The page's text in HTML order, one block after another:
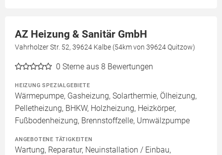
AZ Heizung & Sanitär GmbH
Vahrholzer Str. 52, 39624 Kalbe (54km von 39624 Quitzow)
0 Sterne aus 8 Bewertungen
HEIZUNG SPEZIALGEBIETE
Wärmepumpe, Gasheizung, Solarthermie, Ölheizung,
Pelletheizung, BHKW, Holzheizung, Heizkörper,
Fußbodenheizung, Brennstoffzelle, Umwälzpumpe
ANGEBOTENE TÄTIGKEITEN
Wartung, Reparatur, Neuinstallation / Einbau,